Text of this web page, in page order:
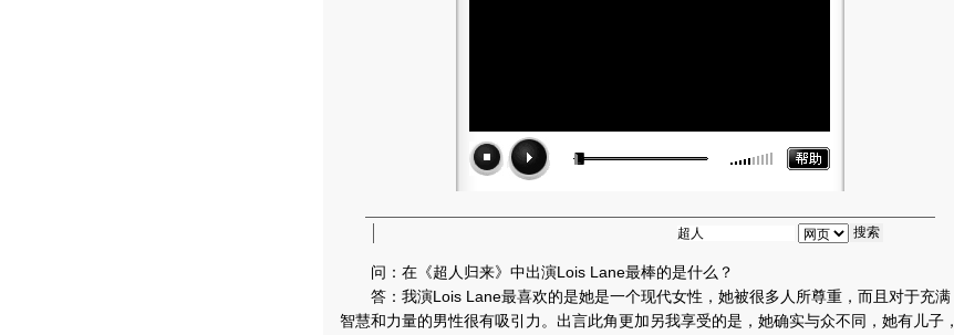
问：在《超人归来》中出演Lois Lane最棒的是什么？
答：我演Lois Lane最喜欢的是她是一个现代女性，她被很多人所尊重，而且对于充满
智慧和力量的男性很有吸引力。出言此角更加另我享受的是，她确实与众不同，她有儿子，